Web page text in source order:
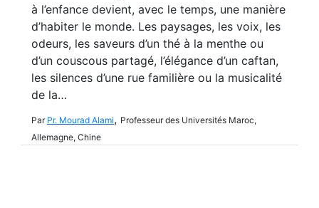
à l’enfance devient, avec le temps, une manière
d’habiter le monde. Les paysages, les voix, les
odeurs, les saveurs d’un thé à la menthe ou
d’un couscous partagé, l’élégance d’un caftan,
les silences d’une rue familière ou la musicalité
de la…
Par Pr. Mourad Alami, Professeur des Universités Maroc,
Allemagne, Chine